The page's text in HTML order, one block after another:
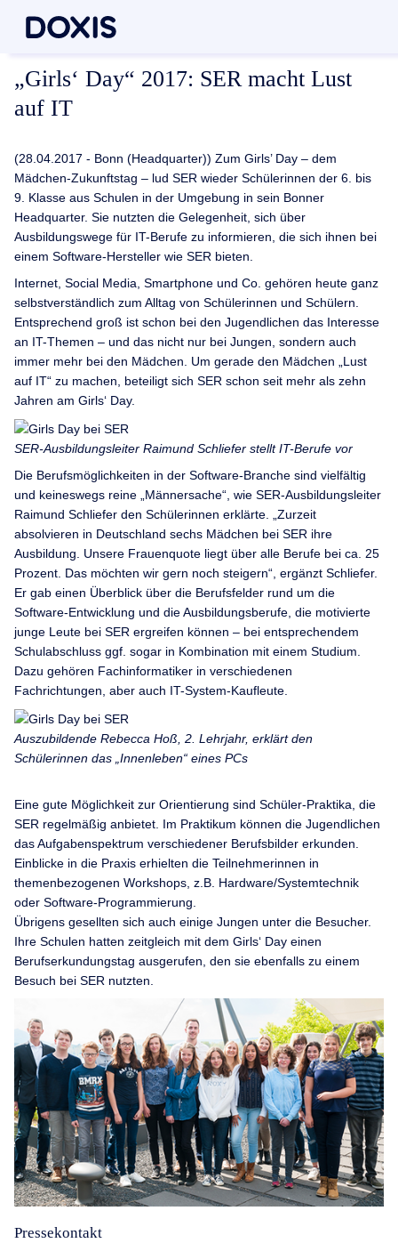
„Girls‘ Day“ 2017: SER macht Lust
auf IT
(28.04.2017 - Bonn (Headquarter)) Zum Girls’ Day – dem
Mädchen-Zukunftstag – lud SER wieder Schülerinnen der 6. bis
9. Klasse aus Schulen in der Umgebung in sein Bonner
Headquarter. Sie nutzten die Gelegenheit, sich über
Ausbildungswege für IT-Berufe zu informieren, die sich ihnen bei
einem Software-Hersteller wie SER bieten.
Internet, Social Media, Smartphone und Co. gehören heute ganz
selbstverständlich zum Alltag von Schülerinnen und Schülern.
Entsprechend groß ist schon bei den Jugendlichen das Interesse
an IT-Themen – und das nicht nur bei Jungen, sondern auch
immer mehr bei den Mädchen. Um gerade den Mädchen „Lust
auf IT“ zu machen, beteiligt sich SER schon seit mehr als zehn
Jahren am Girls‘ Day.
SER-Ausbildungsleiter Raimund Schliefer stellt IT-Berufe vor
Die Berufsmöglichkeiten in der Software-Branche sind vielfältig
und keineswegs reine „Männersache“, wie SER-Ausbildungsleiter
Raimund Schliefer den Schülerinnen erklärte. „Zurzeit
absolvieren in Deutschland sechs Mädchen bei SER ihre
Ausbildung. Unsere Frauenquote liegt über alle Berufe bei ca. 25
Prozent. Das möchten wir gern noch steigern“, ergänzt Schliefer.
Er gab einen Überblick über die Berufsfelder rund um die
Software-Entwicklung und die Ausbildungsberufe, die motivierte
junge Leute bei SER ergreifen können – bei entsprechendem
Schulabschluss ggf. sogar in Kombination mit einem Studium.
Dazu gehören Fachinformatiker in verschiedenen
Fachrichtungen, aber auch IT-System-Kaufleute.
Auszubildende Rebecca Hoß, 2. Lehrjahr, erklärt den
Schülerinnen das „Innenleben“ eines PCs
Eine gute Möglichkeit zur Orientierung sind Schüler-Praktika, die
SER regelmäßig anbietet. Im Praktikum können die Jugendlichen
das Aufgabenspektrum verschiedener Berufsbilder erkunden.
Einblicke in die Praxis erhielten die Teilnehmerinnen in
themenbezogenen Workshops, z.B. Hardware/Systemtechnik
oder Software-Programmierung.
Übrigens gesellten sich auch einige Jungen unter die Besucher.
Ihre Schulen hatten zeitgleich mit dem Girls‘ Day einen
Berufserkundungstag ausgerufen, den sie ebenfalls zu einem
Besuch bei SER nutzten.
Pressekontakt